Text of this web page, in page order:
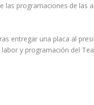
las programaciones de las
entregar una placa al
y programación del